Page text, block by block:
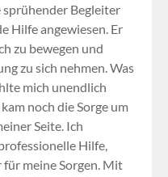
Begleiter
Hilfe angewiesen. Er
zu bewegen und
zu sich nehmen. Was
mich unendlich
noch die Sorge um
Seite. Ich
Hilfe,
meine Sorgen. Mit